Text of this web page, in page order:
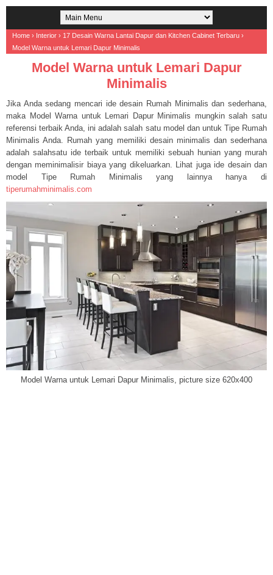
Home › Interior › 17 Desain Warna Lantai Dapur dan Kitchen Cabinet Terbaru ›
Model Warna untuk Lemari Dapur Minimalis
Model Warna untuk Lemari Dapur
Minimalis
Jika Anda sedang mencari ide desain Rumah Minimalis dan sederhana,
maka Model Warna untuk Lemari Dapur Minimalis mungkin salah satu
referensi terbaik Anda, ini adalah salah satu model dan untuk Tipe Rumah
Minimalis Anda. Rumah yang memiliki desain minimalis dan sederhana
adalah salahsatu ide terbaik untuk memiliki sebuah hunian yang murah
dengan meminimalisir biaya yang dikeluarkan. Lihat juga ide desain dan
model Tipe Rumah Minimalis yang lainnya hanya di
tiperumahminimalis.com
Model Warna untuk Lemari Dapur Minimalis, picture size 620x400